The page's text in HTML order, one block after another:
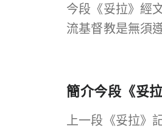
今段《妥拉》經
流基督教是無須
簡介今段《妥
上一段《妥拉》